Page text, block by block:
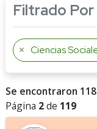
Filtrado Por
Ciencias
Se encontraron
Página 2de 119